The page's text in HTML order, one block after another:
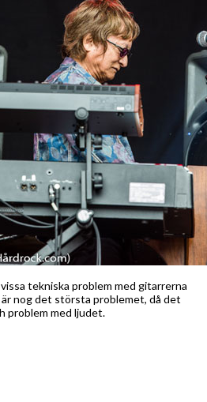
tekniska problem med gitarrerna
nog det största problemet, då det
problem med ljudet.